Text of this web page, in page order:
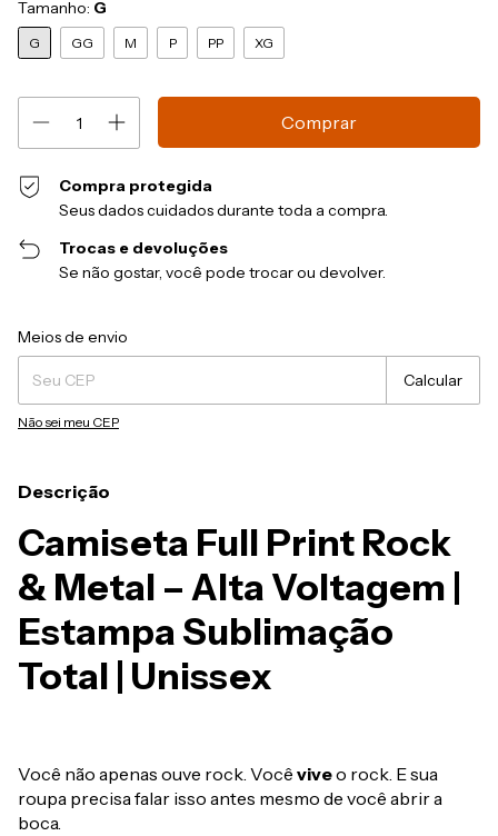
Tamanho: G
G GG M P PP XG
Compra protegida
Seus dados cuidados durante toda a compra.
Trocas e devoluções
Se não gostar, você pode trocar ou devolver.
Entregas para o CEP:
Meios de envio
Calcular
Não sei meu CEP
Descrição
Camiseta Full Print Rock
& Metal – Alta Voltagem |
Estampa Sublimação
Total | Unissex
Você não apenas ouve rock. Você viveo rock. E sua
roupa precisa falar isso antes mesmo de você abrir a
boca.